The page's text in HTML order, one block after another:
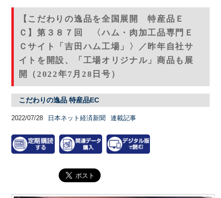
【こだわりの逸品を全国展開 特産品Ｅ
Ｃ】第３８７回 〈ハム・肉加工品専門Ｅ
Ｃサイト「吉田ハム工場」〉／昨年自社サ
イトを開設、「工場オリジナル」商品も展
開（2022年7月28日号）
こだわりの逸品 特産品EC
2022/07/28 日本ネット経済新聞 連載記事